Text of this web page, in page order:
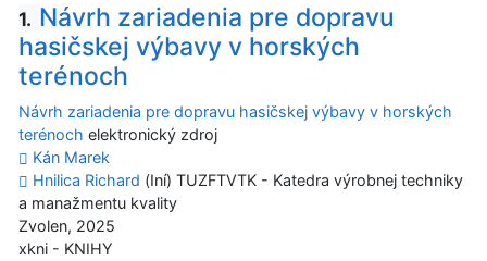
1. Návrh zariadenia pre dopravu
hasičskej výbavy v horských
terénoch
Návrh zariadenia pre dopravu hasičskej výbavy v horských
terénoch elektronický zdroj
Kán Marek
Hnilica Richard (Iní) TUZFTVTK - Katedra výrobnej techniky
a manažmentu kvality
Zvolen, 2025
xkni - KNIHY